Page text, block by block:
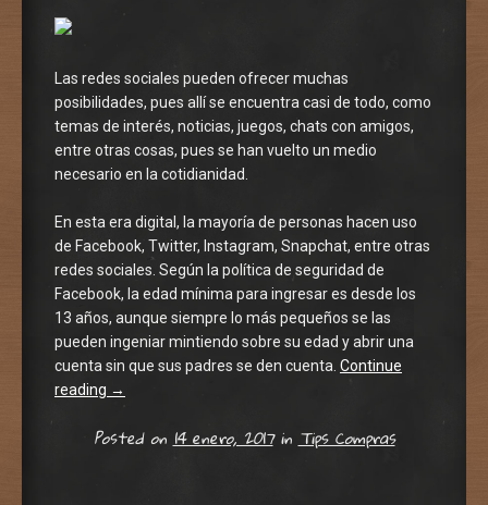
Las redes sociales pueden ofrecer muchas
posibilidades, pues allí se encuentra casi de todo, como
temas de interés, noticias, juegos, chats con amigos,
entre otras cosas, pues se han vuelto un medio
necesario en la cotidianidad.
En esta era digital, la mayoría de personas hacen uso
de Facebook, Twitter, Instagram, Snapchat, entre otras
redes sociales. Según la política de seguridad de
Facebook, la edad mínima para ingresar es desde los
13 años, aunque siempre lo más pequeños se las
pueden ingeniar mintiendo sobre su edad y abrir una
cuenta sin que sus padres se den cuenta. Continue
reading →
Posted on14 enero, 2017 inTips Compras